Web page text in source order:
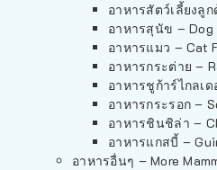
อาหารสัตว์เลี้ยงลู
อาหารสุนัข – Dog
อาหารแมว – Cat
อาหารกระต่าย –
อาหารชูก้าร์ไกลเ
อาหารกระรอก –
อาหารชินชิล่า –
อาหารแกสบี้ –
อาหารอื่นๆ – More